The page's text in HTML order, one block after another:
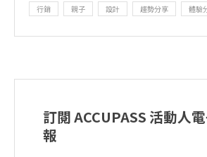
行銷 親子 設計 趨勢分享 體驗
訂閱 ACCUPASS 活動人
報